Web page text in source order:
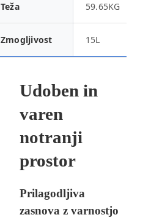
Teža 59.65KG
Zmogljivost 15L
Udoben in
varen
notranji
prostor
Prilagodljiva
zasnova z varnostjo